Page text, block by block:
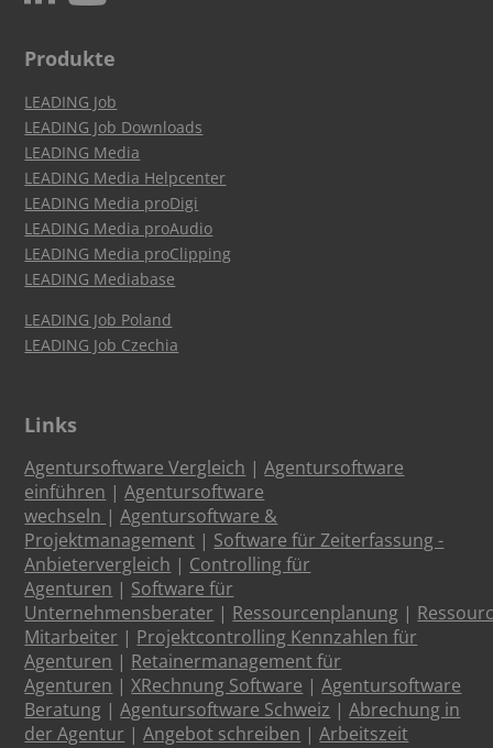
Produkte
LEADING Job
LEADING Job Downloads
LEADING Media
LEADING Media Helpcenter
LEADING Media proDigi
LEADING Media proAudio
LEADING Media proClipping
LEADING Mediabase
LEADING Job Poland
LEADING Job Czechia
Links
Agentursoftware Vergleich |Agentursoftware
einführen |Agentursoftware
wechseln |Agentursoftware &
Projektmanagement | Software für Zeiterfassung -
Anbietervergleich | Controlling für
Agenturen | Software für
Unternehmensberater | Ressourcenplanung |
Mitarbeiter | Projektcontrolling Kennzahlen für
Agenturen | Retainermanagement für
Agenturen |XRechnung Software |Agentursoftware
Beratung |Agentursoftware Schweiz |Abrechung in
der Agentur |Angebot schreiben |Arbeitszeit